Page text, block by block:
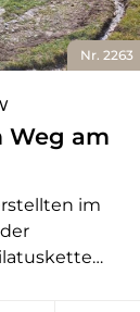
Nr. 2263
Weg am
im